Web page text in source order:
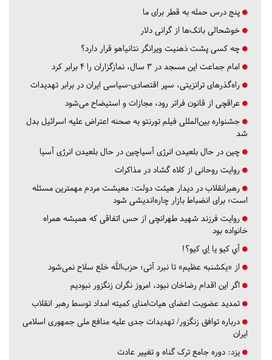
پنج درس‌ حمله به قطر برای ما
خوشحالی بانک‌ها از گرانی دلار
چه کسی پشت ذهنیت ویرانگر نتانیاهو قرار دارد؟
امام جماعت این مسجد در ۳ سال، نمازگزاران را ۴ برابر کرد
راه‌گذرهای ترانزیتی، سپر اقتصادی-سیاسی ایران در برابر تهدیدات
عراقچی از قانون فراتر رود، مجازات و استیضاح می‌شود
جشنواره بین‌المللی فیلم تورنتو به صحنه اعتراض علیه اسرائیل بدل
شد
چین در حال بلعیدن انرژی آسیاچین در حال بلعیدن انرژی آسیا
روایت روحانی از کلاه گشاد در مذاکرات
رهبرانقلاب در دیدار هیئت دولت: معیشت مردم مهمترین مسئله
است؛ برای انضباط بازار چاره‌اندیشی شود
روایت فرزند شهید طهرانچی از حس اتفاقی که همیشه همراه
خانواده بود
آي كيو يا اِي كيو؟!
از «یکشنبه عظیم» تا نبرد آتی؛ حزب‌الله خلع سلاح نمی‌شود
اگر این اقدام رضاخان نبود، امروز نگران زنگزور نبودیم
تمدید عضویت اعضای هیات‌امنای کمیته امداد توسط رهبر انقلاب
درباره توافق زنگزور/ تهدیدات جدی علیه منافع ملی جمهوری اسلامی
ایران
یزد: دوره جامع ترک گناه و تغییر عادت